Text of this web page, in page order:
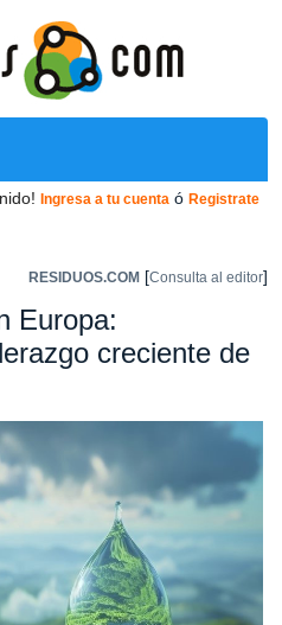
Ingresa a tu cuenta ó Registrate
RESIDUOS.COM [Consulta al editor]
Europa:
creciente de